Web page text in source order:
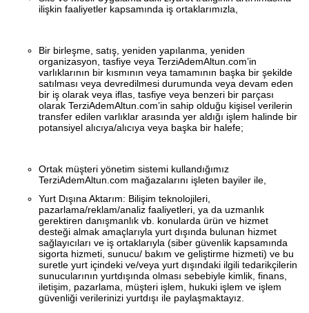
ilişkin faaliyetler kapsamında iş ortaklarımızla,
Bir birleşme, satış, yeniden yapılanma, yeniden
organizasyon, tasfiye veya TerziAdemAltun.com’in
varlıklarının bir kısmının veya tamamının başka bir şekilde
satılması veya devredilmesi durumunda veya devam eden
bir iş olarak veya iflas, tasfiye veya benzeri bir parçası
olarak TerziAdemAltun.com’in sahip olduğu kişisel verilerin
transfer edilen varlıklar arasında yer aldığı işlem halinde bir
potansiyel alıcıya/alıcıya veya başka bir halefe;
Ortak müşteri yönetim sistemi kullandığımız
TerziAdemAltun.com mağazalarını işleten bayiler ile,
Yurt Dışına Aktarım: Bilişim teknolojileri,
pazarlama/reklam/analiz faaliyetleri, ya da uzmanlık
gerektiren danışmanlık vb. konularda ürün ve hizmet
desteği almak amaçlarıyla yurt dışında bulunan hizmet
sağlayıcıları ve iş ortaklarıyla (siber güvenlik kapsamında
sigorta hizmeti, sunucu/ bakım ve geliştirme hizmeti) ve bu
suretle yurt içindeki ve/veya yurt dışındaki ilgili tedarikçilerin
sunucularının yurtdışında olması sebebiyle kimlik, finans,
iletişim, pazarlama, müşteri işlem, hukuki işlem ve işlem
güvenliği verilerinizi yurtdışı ile paylaşmaktayız.